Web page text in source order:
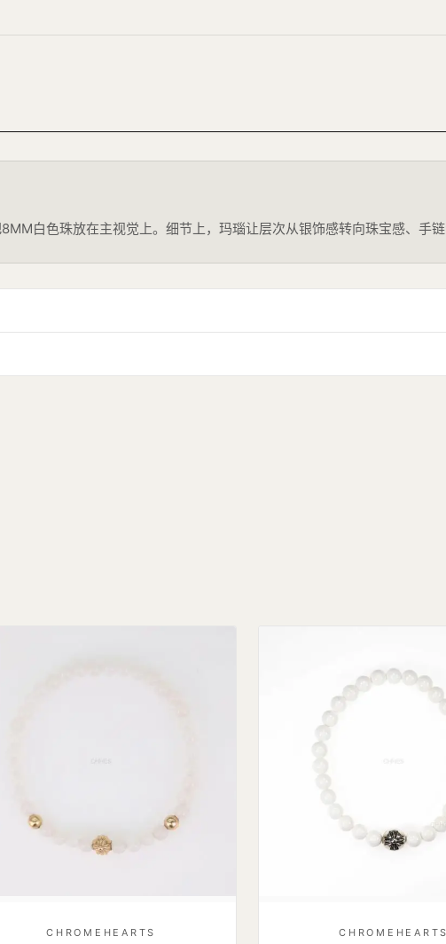
白色珠放在主视觉上。细节上，玛瑙让层次从银饰感转向珠宝感、手
CHROMEHEARTS